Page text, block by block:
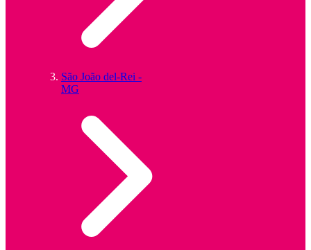
São João del-Rei -
MG